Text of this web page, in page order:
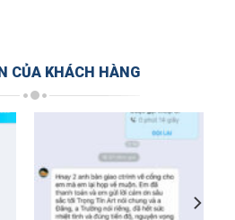
CỦA KHÁCH HÀNG